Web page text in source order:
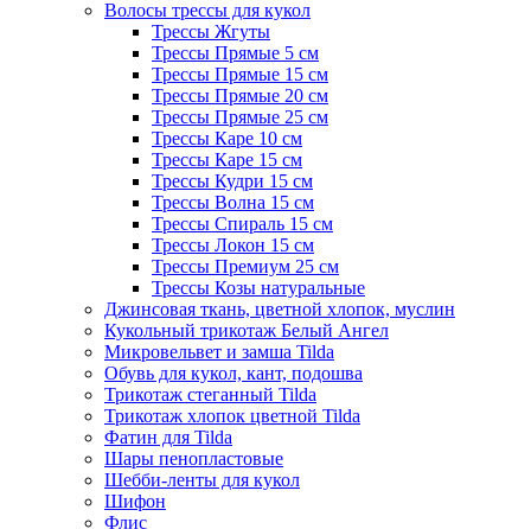
Волосы трессы для кукол
Трессы Жгуты
Трессы Прямые 5 см
Трессы Прямые 15 см
Трессы Прямые 20 см
Трессы Прямые 25 см
Трессы Каре 10 см
Трессы Каре 15 см
Трессы Кудри 15 см
Трессы Волна 15 см
Трессы Спираль 15 см
Трессы Локон 15 см
Трессы Премиум 25 см
Трессы Козы натуральные
Джинсовая ткань, цветной хлопок, муслин
Кукольный трикотаж Белый Ангел
Микровельвет и замша Tilda
Обувь для кукол, кант, подошва
Трикотаж стеганный Tilda
Трикотаж хлопок цветной Tilda
Фатин для Tilda
Шары пенопластовые
Шебби-ленты для кукол
Шифон
Флис